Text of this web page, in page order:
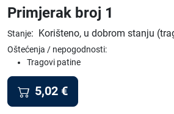
Primjerak broj 1
Stanje: Korišteno, u dobrom stanju
Oštećenja / nepogodnosti:
Tragovi patine
5,02 €